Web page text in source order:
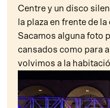
Centre y un disco
la plaza en frente de
Sacamos alguna foto
cansados como para
volvimos a la